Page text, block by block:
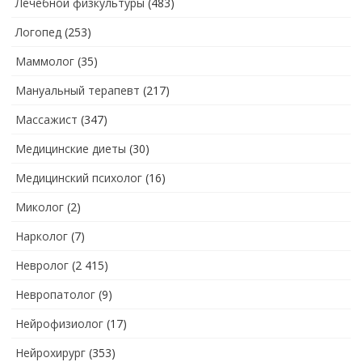
Логопед (253)
Маммолог (35)
Мануальный терапевт (217)
Массажист (347)
Медицинские диеты (30)
Медицинский психолог (16)
Миколог (2)
Нарколог (7)
Невролог (2 415)
Невропатолог (9)
Нейрофизиолог (17)
Нейрохирург (353)